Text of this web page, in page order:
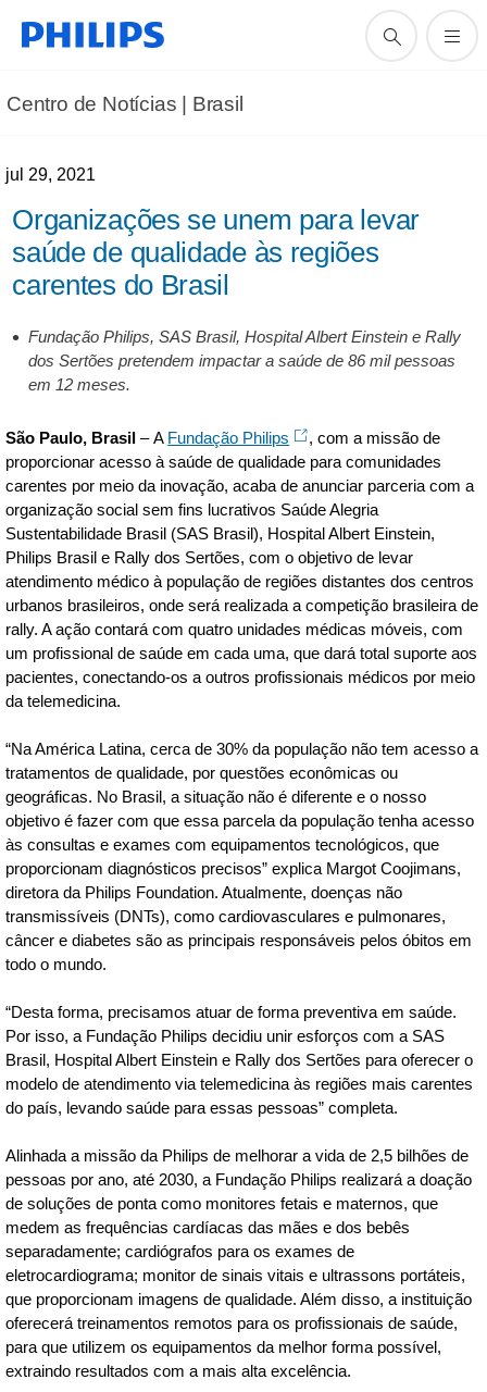
Centro de Notícias | Brasil
jul 29, 2021
Organizações se unem para levar
saúde de qualidade às regiões
carentes do Brasil
Fundação Philips, SAS Brasil, Hospital Albert Einstein e Rally
dos Sertões pretendem impactar a saúde de 86 mil pessoas
em 12 meses.
São Paulo, Brasil – A Fundação Philips
, com a missão de
proporcionar acesso à saúde de qualidade para comunidades
carentes por meio da inovação, acaba de anunciar parceria com a
organização social sem fins lucrativos Saúde Alegria
Sustentabilidade Brasil (SAS Brasil), Hospital Albert Einstein,
Philips Brasil e Rally dos Sertões, com o objetivo de levar
atendimento médico à população de regiões distantes dos centros
urbanos brasileiros, onde será realizada a competição brasileira de
rally. A ação contará com quatro unidades médicas móveis, com
um profissional de saúde em cada uma, que dará total suporte aos
pacientes, conectando-os a outros profissionais médicos por meio
da telemedicina.
“Na América Latina, cerca de 30% da população não tem acesso a
tratamentos de qualidade, por questões econômicas ou
geográficas. No Brasil, a situação não é diferente e o nosso
objetivo é fazer com que essa parcela da população tenha acesso
às consultas e exames com equipamentos tecnológicos, que
proporcionam diagnósticos precisos” explica Margot Coojimans,
diretora da Philips Foundation. Atualmente, doenças não
transmissíveis (DNTs), como cardiovasculares e pulmonares,
câncer e diabetes são as principais responsáveis pelos óbitos em
todo o mundo.
“Desta forma, precisamos atuar de forma preventiva em saúde.
Por isso, a Fundação Philips decidiu unir esforços com a SAS
Brasil, Hospital Albert Einstein e Rally dos Sertões para oferecer o
modelo de atendimento via telemedicina às regiões mais carentes
do país, levando saúde para essas pessoas” completa.
Alinhada a missão da Philips de melhorar a vida de 2,5 bilhões de
pessoas por ano, até 2030, a Fundação Philips realizará a doação
de soluções de ponta como monitores fetais e maternos, que
medem as frequências cardíacas das mães e dos bebês
separadamente; cardiógrafos para os exames de
eletrocardiograma; monitor de sinais vitais e ultrassons portáteis,
que proporcionam imagens de qualidade. Além disso, a instituição
oferecerá treinamentos remotos para os profissionais de saúde,
para que utilizem os equipamentos da melhor forma possível,
extraindo resultados com a mais alta excelência.